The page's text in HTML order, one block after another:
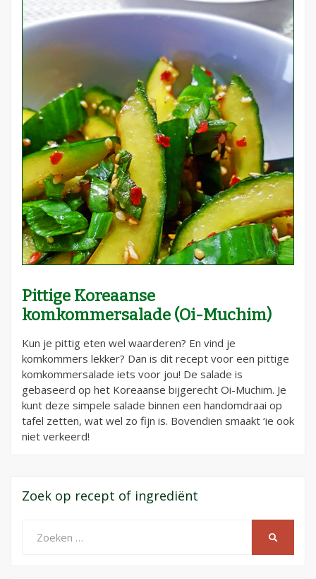
Pittige Koreaanse
komkommersalade (Oi-Muchim)
Kun je pittig eten wel waarderen? En vind je
komkommers lekker? Dan is dit recept voor een pittige
komkommersalade iets voor jou! De salade is
gebaseerd op het Koreaanse bijgerecht Oi-Muchim. Je
kunt deze simpele salade binnen een handomdraai op
tafel zetten, wat wel zo fijn is. Bovendien smaakt ‘ie ook
niet verkeerd!
Zoek op recept of ingrediënt
naar: